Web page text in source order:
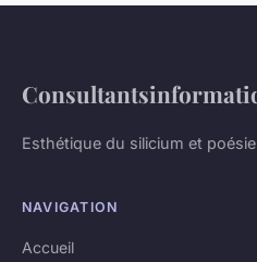
Esthétique du silicium et
NAVIGATION
Accueil